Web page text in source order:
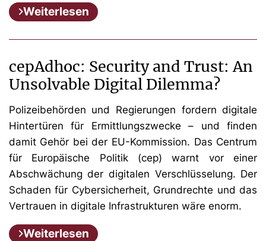
Weiterlesen
cepAdhoc: Security and Trust: An
Unsolvable Digital Dilemma?
Polizeibehörden und Regierungen fordern digitale
Hintertüren für Ermittlungszwecke – und finden
damit Gehör bei der EU-Kommission. Das Centrum
für Europäische Politik (cep) warnt vor einer
Abschwächung der digitalen Verschlüsselung. Der
Schaden für Cybersicherheit, Grundrechte und das
Vertrauen in digitale Infrastrukturen wäre enorm.
Weiterlesen